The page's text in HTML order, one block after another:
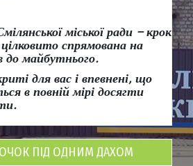
міської ради – крок
цілковито спрямована на
до майбутнього.
для вас і впевнені, що
в повній мірі досягти
ПІД ОДНИМ ДАХОМ